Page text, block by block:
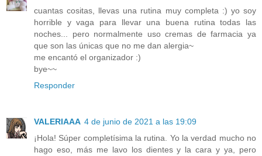
cuantas cositas, llevas una rutina muy completa :) yo soy
horrible y vaga para llevar una buena rutina todas las
noches... pero normalmente uso cremas de farmacia ya
que son las únicas que no me dan alergia~
me encantó el organizador :)
bye~~
Responder
VALERIAAA 4 de junio de 2021 a las 19:09
¡Hola! Súper completísima la rutina. Yo la verdad mucho no
hago eso, más me lavo los dientes y la cara y ya, pero